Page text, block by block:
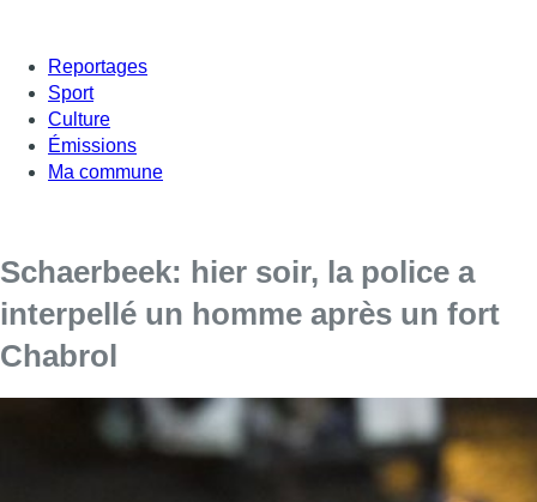
Reportages
Sport
Culture
Émissions
Ma commune
Schaerbeek: hier soir, la police a
interpellé un homme après un fort
Chabrol